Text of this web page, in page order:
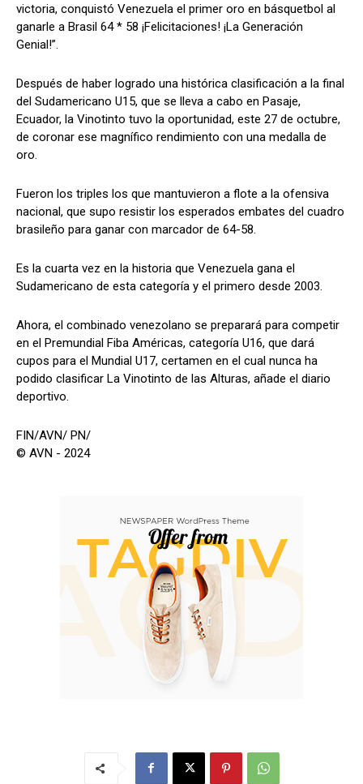
victoria, conquistó Venezuela el primer oro en básquetbol al
ganarle a Brasil 64 * 58 ¡Felicitaciones! ¡La Generación
Genial!”.
Después de haber logrado una histórica clasificación a la final
del Sudamericano U15, que se lleva a cabo en Pasaje,
Ecuador, la Vinotinto tuvo la oportunidad, este 27 de octubre,
de coronar ese magnífico rendimiento con una medalla de
oro.
Fueron los triples los que mantuvieron a flote a la ofensiva
nacional, que supo resistir los esperados embates del cuadro
brasileño para ganar con marcador de 64-58.
Es la cuarta vez en la historia que Venezuela gana el
Sudamericano de esta categoría y el primero desde 2003.
Ahora, el combinado venezolano se preparará para competir
en el Premundial Fiba Américas, categoría U16, que dará
cupos para el Mundial U17, certamen en el cual nunca ha
podido clasificar La Vinotinto de las Alturas, añade el diario
deportivo.
FIN/AVN/ PN/
© AVN - 2024